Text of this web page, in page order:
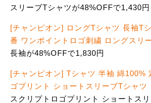
スリーブTシャツが48%OFFで1,430円
[チャンピオン] ロングTシャツ 長袖T
番 ワンポイントロゴ刺繍 ロングスリ
長袖が48%OFFで1,830円
[チャンピオン] Tシャツ 半袖 綿100%
ゴプリント ショートスリーブTシャツ
スクリプトロゴプリント ショートス